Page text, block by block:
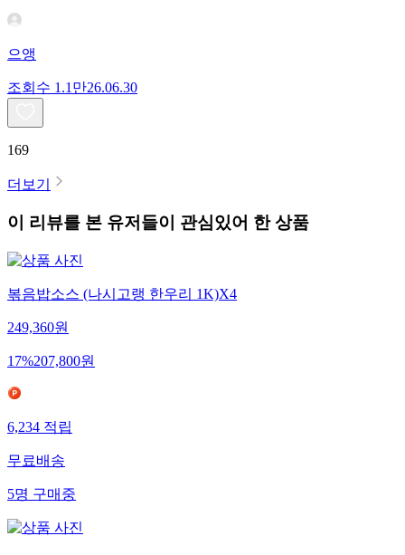
으앵
조회수 1.1만26.06.30
169
더보기
이 리뷰를 본 유저들이 관심있어 한 상품
볶음밥소스 (나시고랭 한우리 1K)X4
249,360원
17%207,800원
6,234 적립
무료배송
5명 구매중